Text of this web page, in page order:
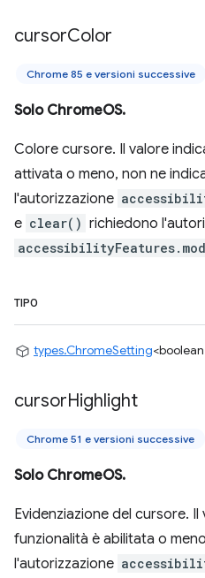
cursorColor
Chrome 85 e versioni successive
Solo ChromeOS.
Colore cursore. Il valore
attivata o meno, non ne
l'autorizzazione
e clear() richiedono
TIPO
types.ChromeSetting
cursorHighlight
Chrome 51 e versioni successive
Solo ChromeOS.
Evidenziazione del cursore. Il
funzionalità è abilitata o
l'autorizzazione